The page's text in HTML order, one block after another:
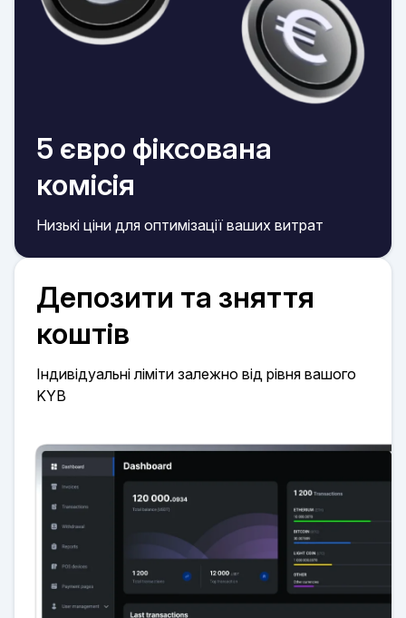
5 євро фіксована
комісія
Низькі ціни для оптимізації ваших витрат
Депозити та зняття
коштів
Індивідуальні ліміти залежно від рівня вашого
KYB